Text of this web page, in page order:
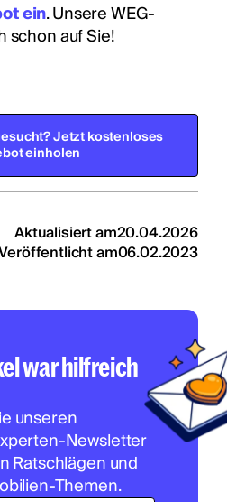
ein. Unsere WEG-
schon auf Sie!
Jetzt kostenloses
einholen
Aktualisiert am20.04.2026
am06.02.2023
war hilfreich
unseren
Newsletter
Ratschlägen und
Themen.